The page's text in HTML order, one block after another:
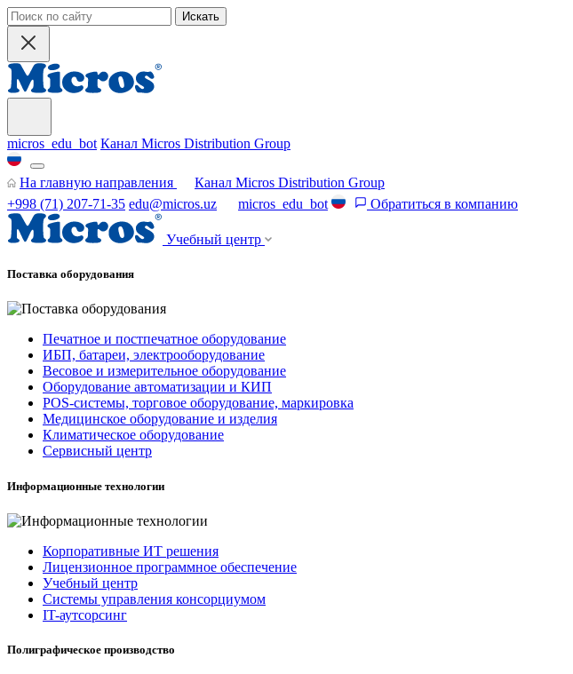
Искать
micros_edu_bot Канал Micros Distribution Group
На главную направления
Канал Micros Distribution Group
+998 (71) 207-71-35 edu@micros.uz micros_edu_bot Обратиться в компанию
Учебный центр
Поставка оборудования
Печатное и постпечатное оборудование
ИБП, батареи, электрооборудование
Весовое и измерительное оборудование
Оборудование автоматизации и КИП
POS-системы, торговое оборудование, маркировка
Медицинское оборудование и изделия
Климатическое оборудование
Сервисный центр
Информационные технологии
Корпоративные ИТ решения
Лицензионное программное обеспечение
Учебный центр
Системы управления консорциумом
IT-аутсорсинг
Полиграфическое производство